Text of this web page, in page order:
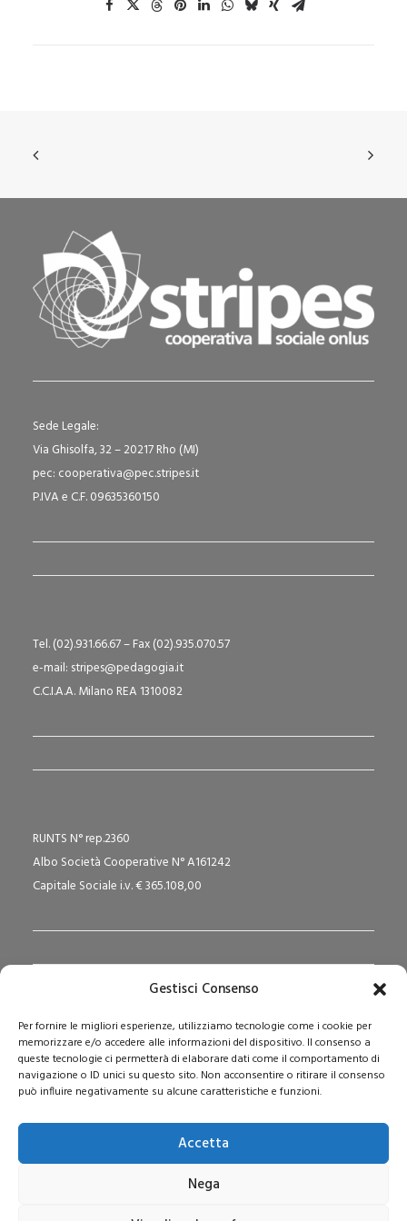
Gestisci Consenso
Per fornire le migliori esperienze, utilizziamo tecnologie come i cookie per
memorizzare e/o accedere alle informazioni del dispositivo. Il consenso a
queste tecnologie ci permetterà di elaborare dati come il comportamento di
navigazione o ID unici su questo sito. Non acconsentire o ritirare il consenso
può influire negativamente su alcune caratteristiche e funzioni.
Accetta
Nega
Sede Legale:
Via Ghisolfa, 32 – 20217 Rho (MI)
pec: cooperativa@pec.stripes.it
P.IVA e C.F. 09635360150
Tel. (02).931.66.67 – Fax (02).935.070.57
e-mail: stripes@pedagogia.it
C.C.I.A.A. Milano REA 1310082
RUNTS N° rep.2360
Albo Società Cooperative N° A161242
Capitale Sociale i.v. € 365.108,00
Via San Domenico Savio, 6 – 20017 Rho (MI)
Reg. Tribunale: n. 187 del 29/03/97 | ISSN: 1593-2259
Web:www.pedagogia.it